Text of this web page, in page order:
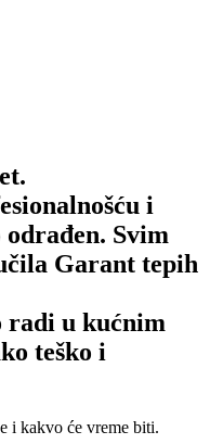
i
Svim
Garant tepih
radi u kućnim
teško i
i kakvo će vreme biti.